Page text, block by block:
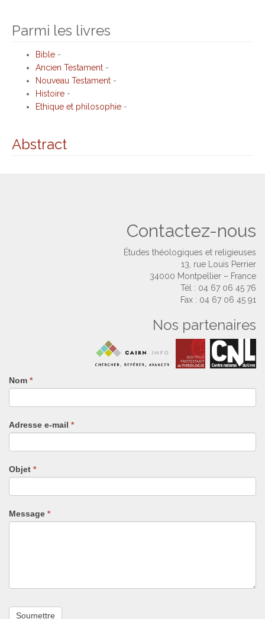
Parmi les livres
Bible -
Ancien Testament -
Nouveau Testament -
Histoire -
Ethique et philosophie -
Abstract
Contactez-nous
Études théologiques et religieuses
13, rue Louis Perrier
34000 Montpellier – France
Tél : 04 67 06 45 76
Fax : 04 67 06 45 91
Nos partenaires
Nom *
Adresse e-mail *
Objet *
Message *
Si
vous
êtes
humain,
remplissez
ce